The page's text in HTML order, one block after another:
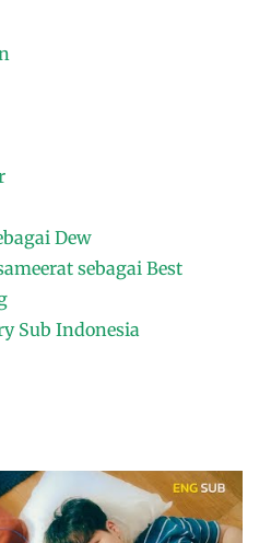
Dew
sebagai Best
Sub Indonesia